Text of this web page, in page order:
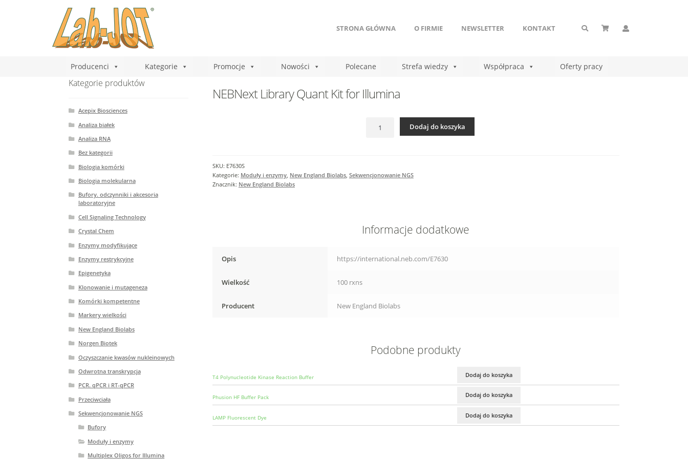
STRONA GŁÓWNA O FIRMIE NEWSLETTER KONTAKT
Producenci Kategorie Promocje Nowości Polecane Strefa wiedzy Współpraca Oferty pracy
NEBNext Library Quant Kit for Illumina
NEBNext Library
Illumina
Dodaj do koszyka
SKU: E7630S
Kategorie: Moduły i enzymy, New England Biolabs, Sekwencjonowanie NGS
Znacznik: New England Biolabs
Informacje dodatkowe
Opis https://international.neb.com/E7630
Wielkość 100 rxns
Producent New England Biolabs
Podobne produkty
T4 Polynucleotide Kinase Reaction Buffer Dodaj do koszyka
Phusion HF Buffer Pack Dodaj do koszyka
LAMP Fluorescent Dye Dodaj do koszyka
Kategorie produktów
Acepix Biosciences
Analiza białek
Analiza RNA
Bez kategorii
Biologia komórki
Biologia molekularna
Bufory. odczynniki i akcesoria
laboratoryjne
Cell Signaling Technology
Crystal Chem
Enzymy modyfikujące
Enzymy restrykcyjne
Epigenetyka
Klonowanie i mutageneza
Komórki kompetentne
Markery wielkości
New England Biolabs
Norgen Biotek
Oczyszczanie kwasów nukleinowych
Odwrotna transkrypcja
PCR. qPCR i RT-qPCR
Przeciwciała
Sekwencjonowanie NGS
Bufory
Moduły i enzymy
Multiplex Oligos for Illumina